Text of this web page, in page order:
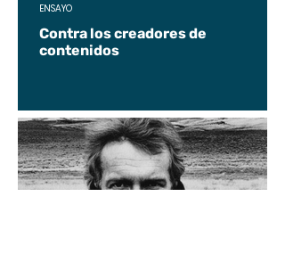
Contra los creadores de
contenidos
ENSAYO